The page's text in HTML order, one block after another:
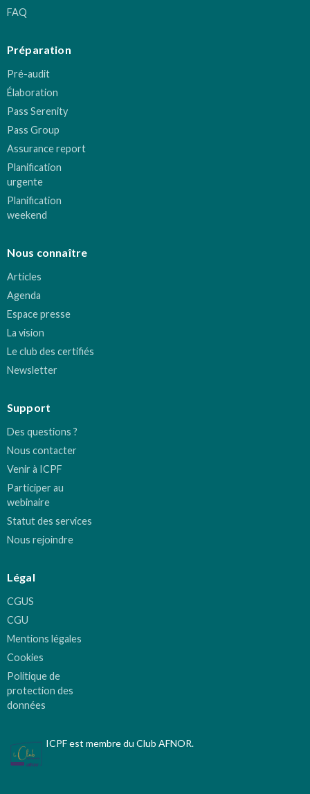
FAQ
Préparation
Pré-audit
Élaboration
Pass Serenity
Pass Group
Assurance report
Planification
urgente
Planification
weekend
Nous connaître
Articles
Agenda
Espace presse
La vision
Le club des certifiés
Newsletter
Support
Des questions ?
Nous contacter
Venir à ICPF
Participer au
webinaire
Statut des services
Nous rejoindre
Légal
CGUS
CGU
Mentions légales
Cookies
Politique de
protection des
données
ICPF est membre du Club AFNOR.